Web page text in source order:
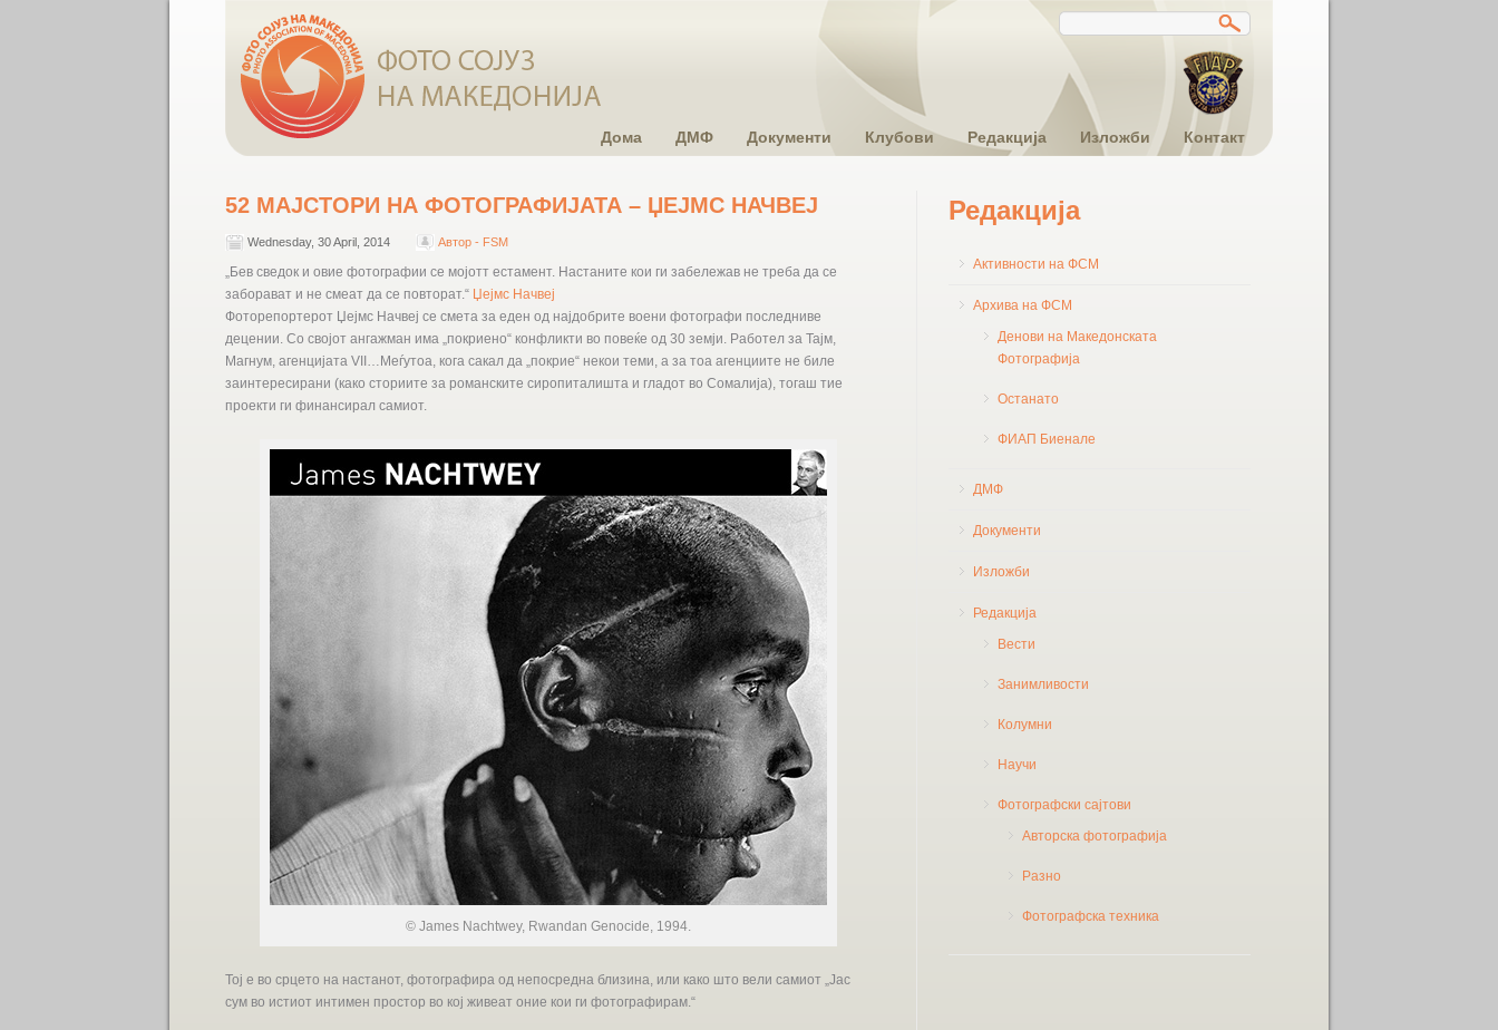
Дома ДМФ Документи Клубови Редакција Изложби Контакт
52 МАЈСТОРИ НА ФОТОГРАФИЈАТА – ЏЕЈМС НАЧВЕЈ
Wednesday, 30 April, 2014 Автор - FSM
„Бев сведок и овие фотографии се мојотт естамент. Настаните кои ги забележав не треба да се
заборават и не смеат да се повторат.“ Џејмс Начвеј
Фоторепортерот Џејмс Начвеј се смета за еден од најдобрите воени фотографи последниве
децении. Со својот ангажман има „покриено“ конфликти во повеќе од 30 земји. Работел за Тајм,
Магнум, агенцијата VII…Меѓутоа, кога сакал да „покрие“ некои теми, а за тоа агенциите не биле
заинтересирани (како сториите за романските сиропиталишта и гладот во Сомалија), тогаш тие
проекти ги финансирал самиот.
© James Nachtwey, Rwandan Genocide, 1994.
Тој е во срцето на настанот, фотографира од непосредна близина, или како што вели самиот „Јас
сум во истиот интимен простор во кој живеат оние кои ги фотографирам.“
Редакција
Активности на ФСМ
Архива на ФСМ
Денови на Македонската
Фотографија
Останато
ФИАП Биенале
ДМФ
Документи
Изложби
Редакција
Вести
Занимливости
Колумни
Научи
Фотографски сајтови
Авторска фотографија
Разно
Фотографска техника